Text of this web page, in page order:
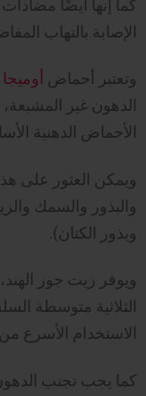
كما إنها أيضًا
الإصابة بالتهاب
وتعتبر أحماض أوميجا 3
الدهون غير
الأحماض الدهنية
ويمكن العثور على
والبذور والسمك
وبذور الكتان).
ويوفر زيت جوز
الثلاثية متوسطة
الاستخدام الأسرع
كما يجب تجنب